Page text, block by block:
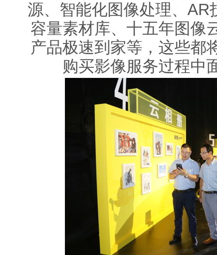
源、智能化图像处理、AR
容量素材库、十五年图像
产品极速到家等，这些都
购买影像服务过程中